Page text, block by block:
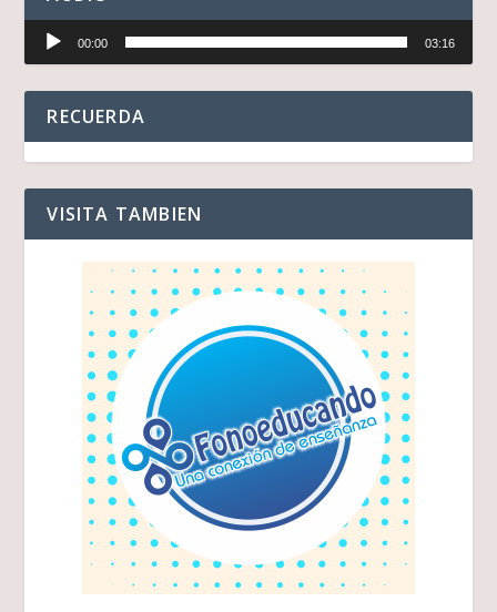
Reproductor
audio
00:00 03:16
RECUERDA
VISITA TAMBIEN